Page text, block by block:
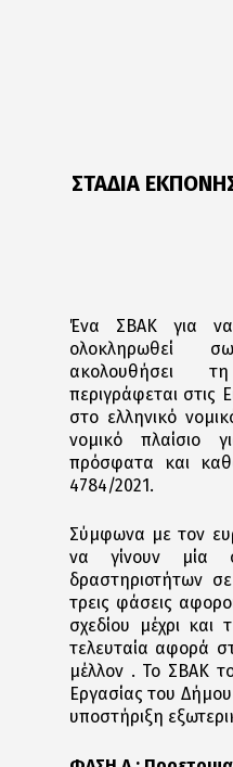
ΣΤΑΔΙΑ
Ένα ΣΒΑΚ για να
ολοκληρωθεί
ακολουθήσει
περιγράφεται στις
στο ελληνικό
νομικό πλαίσιο
πρόσφατα και
4784/2021.
Σύμφωνα με τον
να γίνουν μία
δραστηριοτήτων
τρεις φάσεις
σχεδίου μέχρι
τελευταία αφορά
μέλλον . Το ΣΒΑΚ
Εργασίας του
υποστήριξη